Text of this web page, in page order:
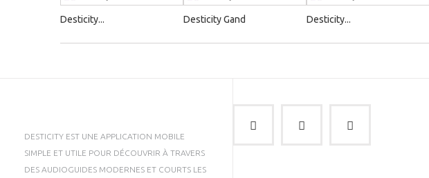
Desticity... Desticity Gand Desticity...
DESTICITY EST UNE APPLICATION MOBILE
SIMPLE ET UTILE POUR DÉCOUVRIR À TRAVERS
DES AUDIOGUIDES MODERNES ET COURTS LES